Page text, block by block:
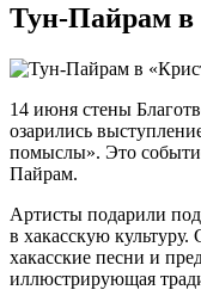
Тун-Пайрам в
14 июня стены
озарились
помыслы». Это
Пайрам.
Артисты подарили
в хакасскую
хакасские песни и
иллюстрирующая